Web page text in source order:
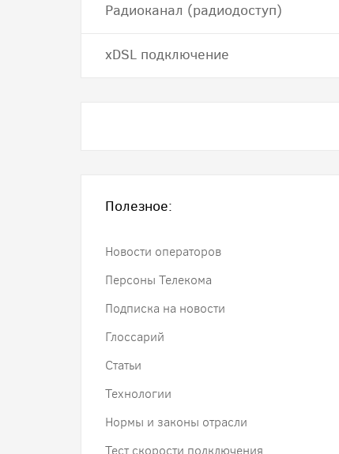
Радиоканал (радиодоступ)
хDSL подключение
Полезное:
Новости операторов
Персоны Телекома
Подписка на новости
Глоссарий
Статьи
Технологии
Нормы и законы отрасли
Тест скорости подключения